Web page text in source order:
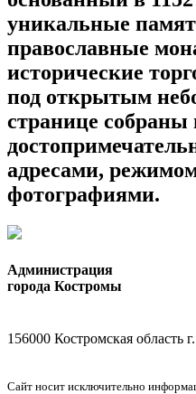
уникальные
православные
исторические
под открытым
странице собраны
адресами,
фотографиями.
Администрация
города Костромы
156000 Костромская область
Сайт носит исключительно